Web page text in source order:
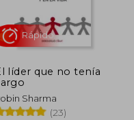
20%
líder que no tenía
Sharma
(23)